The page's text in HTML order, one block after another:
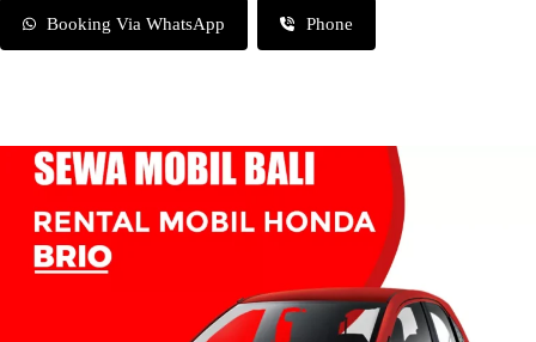
Booking Via WhatsApp Phone